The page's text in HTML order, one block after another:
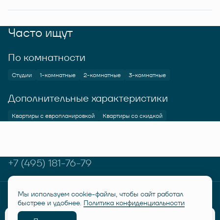
Часто ищут
По комнатности
Студии 1-комнатные 2-комнатные 3-комнатные
Дополнительные характеристики
Квартиры с европланировкой Квартиры со скидкой
+7 (495) 181-76-79
© RUSICH KOTELNIKI 2026Политика конфиденциальности
Дисклеймер "Семейная ипотека от 6%"
Мы используем cookie-файлы, чтобы сайт работал
быстрее и удобнее. Политика конфиденциальности